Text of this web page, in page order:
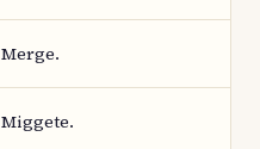
Merge.
Miggete.